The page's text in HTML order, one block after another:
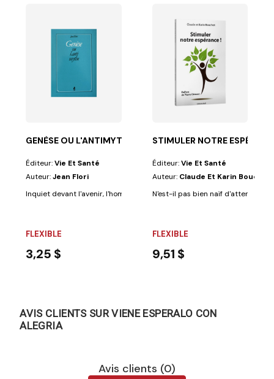
font partie des premiers écrits contenant...
GENÈSE OU L'ANTIMYTHE
Éditeur:Vie Et Santé
Auteur:Jean Flori
Inquiet devant l'avenir, l'homme moderne s'interroge sur ses origines. La
FLEXIBLE
3,25 $
STIMULER NOTRE
Éditeur:Vie Et Santé
Auteur: Claude Et Karin Bouchot
N'est-il pas bien naïf d'attendre
FLEXIBLE
9,51 $
AVIS CLIENTS SUR VIENE ESPERALO CON
ALEGRIA
Avis clients (0)